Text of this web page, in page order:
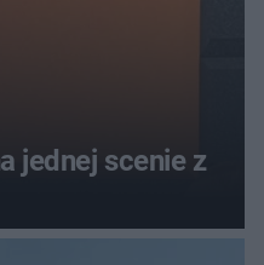
jednej scenie z